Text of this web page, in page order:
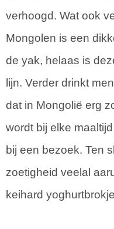
verhoogd. Wat ook
Mongolen is een
de yak, helaas is
lijn. Verder drinkt
dat in Mongolië erg
wordt bij elke
bij een bezoek. Ten
zoetigheid veelal
keihard